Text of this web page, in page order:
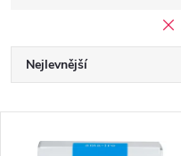
Ř
a
Nejlevnější